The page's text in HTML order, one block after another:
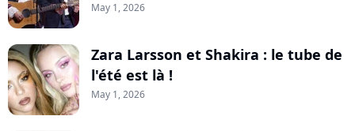
May 1, 2026
Zara Larsson et Shakira : le tube de
l'été est là !
May 1, 2026